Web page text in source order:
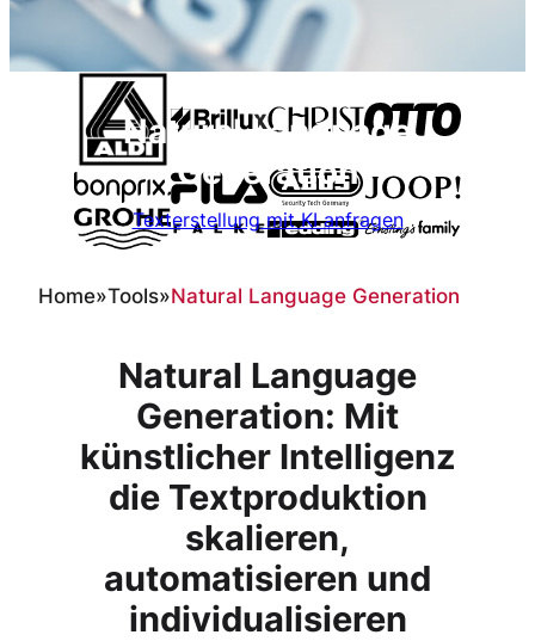
Natural Language
Generation
Texterstellung mit KI anfragen
Home»Tools»Natural Language Generation
Natural Language
Generation: Mit
künstlicher Intelligenz
die Textproduktion
skalieren,
automatisieren und
individualisieren